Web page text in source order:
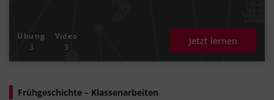
Übung
3
Video
3
Jetzt lernen
Frühgeschichte – Klassenarbeiten